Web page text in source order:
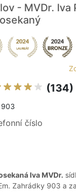
- MVDr. Iva
(134)
903
číslo
Iva MVDr.
Zahrádky 903 a